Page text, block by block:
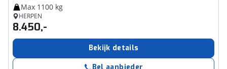
Max 1100 kg
HERPEN
8.450,-
Bekijk details